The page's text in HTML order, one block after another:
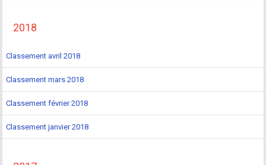
2018
Classement avril 2018
Classement mars 2018
Classement février 2018
Classement janvier 2018